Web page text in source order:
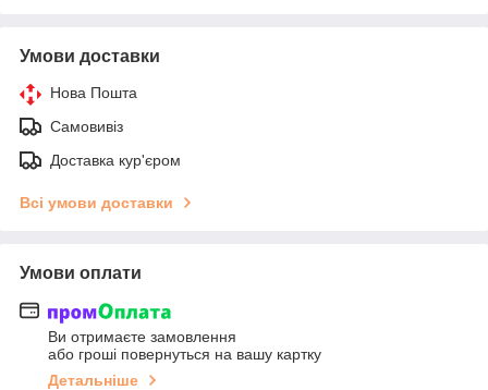
Умови доставки
Нова Пошта
Самовивіз
Доставка кур'єром
Всі умови доставки
Умови оплати
Ви отримаєте замовлення
або гроші повернуться на вашу картку
Детальніше